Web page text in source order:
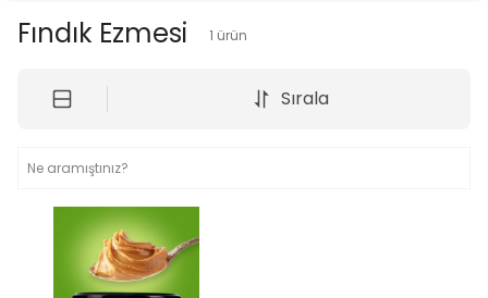
Fındık Ezmesi 1 ürün
Sırala